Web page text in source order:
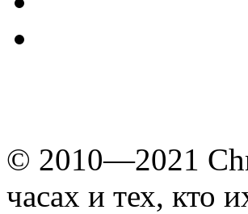
© 2010—2021
часах и тех, кто